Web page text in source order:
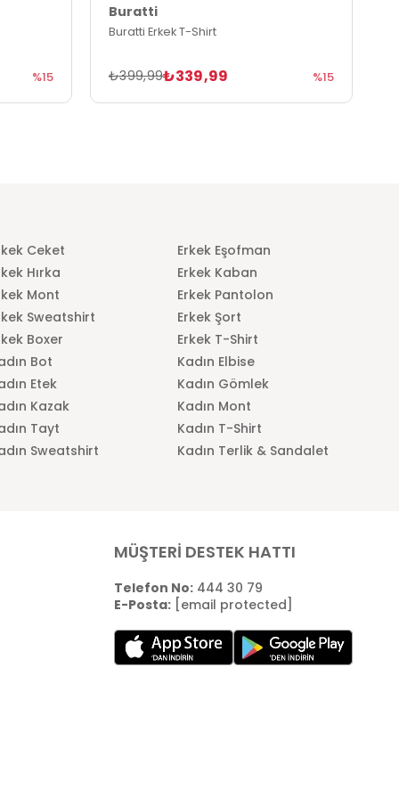
%15
Buratti
Buratti Erkek T-Shirt
₺339,99
₺399,99 %15
Ceket
Erkek Eşofman
Hırka
Erkek Kaban
Mont
Erkek Pantolon
Sweatshirt
Erkek Şort
Boxer
Erkek T-Shirt
Bot
Kadın Elbise
Etek
Kadın Gömlek
Kazak
Kadın Mont
Tayt
Kadın T-Shirt
Sweatshirt Kadın Terlik & Sandalet
MÜŞTERİ DESTEK HATTI
Telefon No:444 30 79
E-Posta: [email protected]